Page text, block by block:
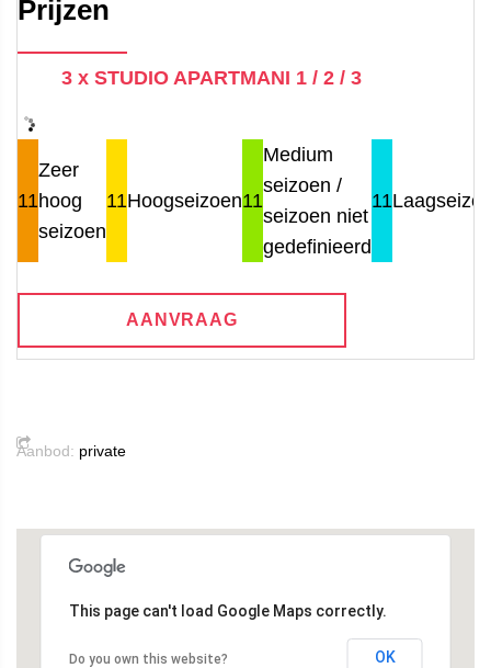
Prijzen
3 x STUDIO APARTMANI 1 / 2 / 3
11
Zeer
hoog
seizoen
11Hoogseizoen11
Medium
seizoen /
seizoen niet
gedefinieerd
11
AANVRAAG
Aanbod: private
This page can't load Google Maps correctly.
Do you own this website? OK